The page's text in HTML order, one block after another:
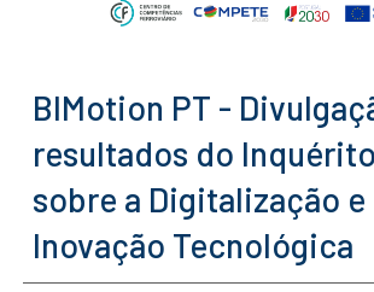
BIMotion PT -
resultados do Inquérito
sobre a Digitalização e
Inovação Tecnológica